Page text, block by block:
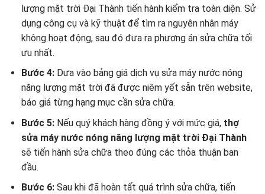
lượng mặt trời Đại Thành tiến hành kiểm tra toàn diện. Sử
dụng công cụ và kỹ thuật để tìm ra nguyên nhân máy
không hoạt động, sau đó đưa ra phương án sửa chữa tối
ưu nhất.
Bước 4: Dựa vào bảng giá dịch vụ sửa máy nước nóng
năng lượng mặt trời đã được niêm yết sẵn trên website,
báo giá từng hạng mục cần sửa chữa.
Bước 5: Nếu quý khách hàng đồng ý với mức giá, thợ
sửa máy nước nóng năng lượng mặt trời Đại Thành
sẽ tiến hành sửa chữa theo đúng các thỏa thuận ban
đầu.
Bước 6: Sau khi đã hoàn tất quá trình sửa chữa, tiến